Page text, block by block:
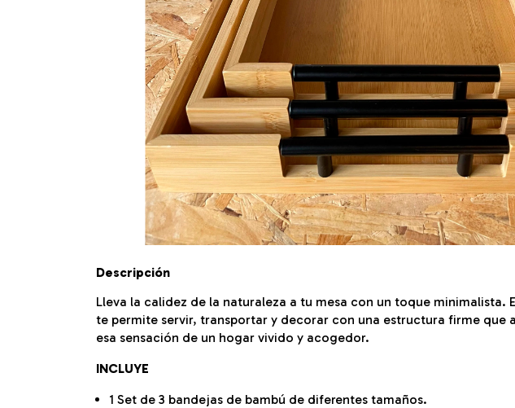
Descripción
Lleva la calidez de la naturaleza a tu mesa con un toque minimalista.
te permite servir, transportar y decorar con una estructura firme que
esa sensación de un hogar vivido y acogedor.
INCLUYE
1 Set de 3 bandejas de bambú de diferentes tamaños.